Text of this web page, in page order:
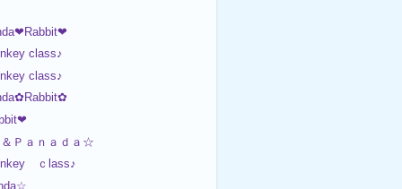
class♪
class♪
Ｐａｎａｄａ☆
ｃlass♪